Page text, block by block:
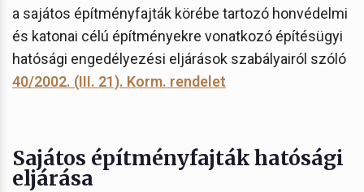
a sajátos építményfajták körébe tartozó honvédelmi
és katonai célú építményekre vonatkozó építésügyi
hatósági engedélyezési eljárások szabályairól szóló
40/2002. (III. 21). Korm. rendelet
Sajátos építményfajták hatósági
eljárása